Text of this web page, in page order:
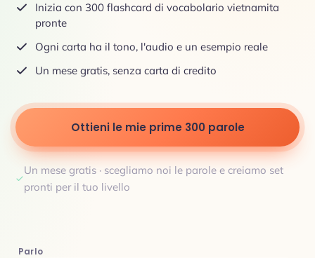
Inizia con 300 flashcard di vocabolario vietnamita
pronte
Ogni carta ha il tono, l'audio e un esempio reale
Un mese gratis, senza carta di credito
Ottieni le mie prime 300 parole
Un mese gratis · scegliamo noi le parole e creiamo set
pronti per il tuo livello
Parlo